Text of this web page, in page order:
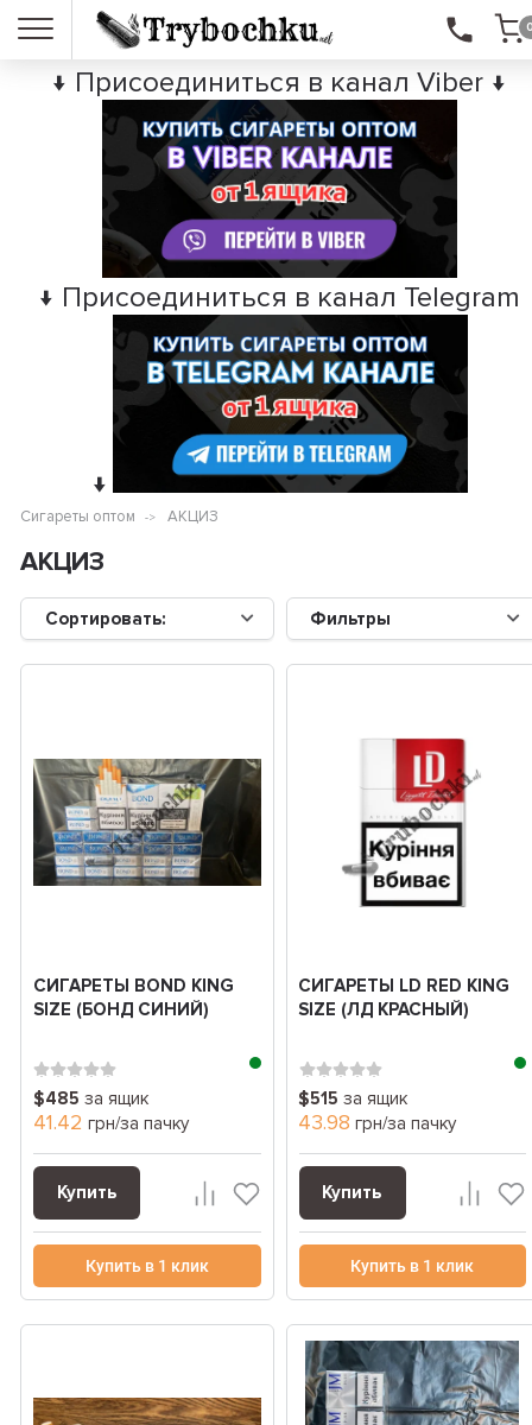
↓ Присоединиться в канал Viber ↓
↓ Присоединиться в канал Telegram
↓
Сигареты оптом АКЦИЗ
АКЦИЗ
Сортировать: Фильтры
СИГАРЕТЫ BOND KING
SIZE (БОНД СИНИЙ)
$485 за ящик
41.42 грн/за пачку
Купить
Купить в 1 клик
СИГАРЕТЫ LD RED KING
SIZE (ЛД КРАСНЫЙ)
$515 за ящик
43.98 грн/за пачку
Купить
Купить в 1 клик